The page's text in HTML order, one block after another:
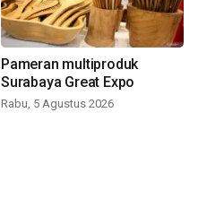
Pameran multiproduk
Surabaya Great Expo
Rabu, 5 Agustus 2026